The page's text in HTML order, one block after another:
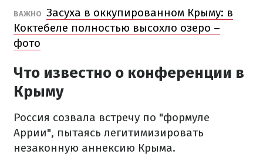
ВАЖНО Засуха в оккупированном Крыму: в
Коктебеле полностью высохло озеро –
фото
Что известно о конференции в
Крыму
Россия созвала встречу по "формуле
Аррии", пытаясь легитимизировать
незаконную аннексию Крыма.